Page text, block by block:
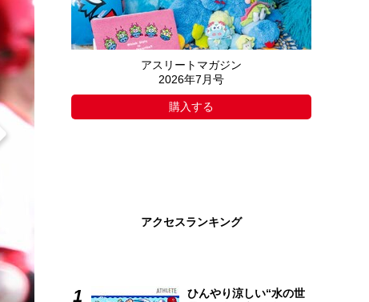
アスリートマガジン
2026年7月号
購入する
アクセスランキング
ひんやり涼しい“水の世